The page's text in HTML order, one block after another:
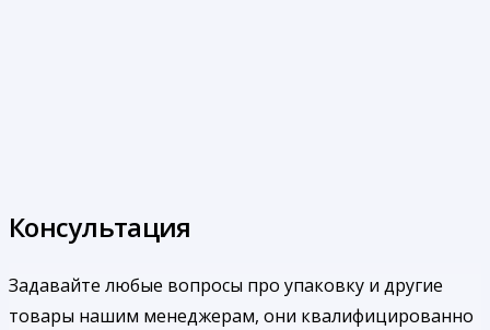
Консультация
Задавайте любые вопросы про упаковку и другие
товары нашим менеджерам, они квалифицированно